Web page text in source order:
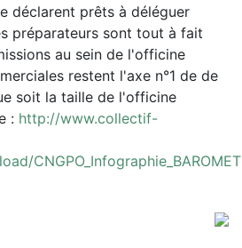
déclarent prêts à déléguer
préparateurs sont tout à fait
au sein de l'officine
restent l'axe n°1 de de
soit la taille de l'officine
: http://www.collectif-